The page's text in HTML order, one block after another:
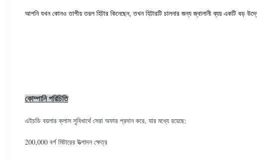
আপনি যখন কোনও তাপীয় তরল হিটার কিনেছেন, তখন হিটারটি চালনার জন্য জ্বালানী ব্যয় একটি বড়
কোম্পানি পরিচিতি
এইচডি বয়লার ক্লাস সুবিধার্থে সেরা অফার প্রদান করে, যার মধ্যে রয়েছে:
200,000 বর্গ মিটারের উত্পাদন ক্ষেত্র